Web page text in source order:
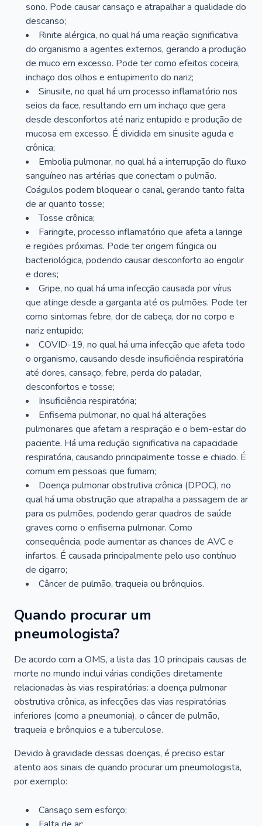
sono. Pode causar cansaço e atrapalhar a qualidade do
descanso;
Rinite alérgica, no qual há uma reação significativa
do organismo a agentes externos, gerando a produção
de muco em excesso. Pode ter como efeitos coceira,
inchaço dos olhos e entupimento do nariz;
Sinusite, no qual há um processo inflamatório nos
seios da face, resultando em um inchaço que gera
desde desconfortos até nariz entupido e produção de
mucosa em excesso. É dividida em sinusite aguda e
crônica;
Embolia pulmonar, no qual há a interrupção do fluxo
sanguíneo nas artérias que conectam o pulmão.
Coágulos podem bloquear o canal, gerando tanto falta
de ar quanto tosse;
Tosse crônica;
Faringite, processo inflamatório que afeta a laringe
e regiões próximas. Pode ter origem fúngica ou
bacteriológica, podendo causar desconforto ao engolir
e dores;
Gripe, no qual há uma infecção causada por vírus
que atinge desde a garganta até os pulmões. Pode ter
como sintomas febre, dor de cabeça, dor no corpo e
nariz entupido;
COVID-19, no qual há uma infecção que afeta todo
o organismo, causando desde insuficiência respiratória
até dores, cansaço, febre, perda do paladar,
desconfortos e tosse;
Insuficiência respiratória;
Enfisema pulmonar, no qual há alterações
pulmonares que afetam a respiração e o bem-estar do
paciente. Há uma redução significativa na capacidade
respiratória, causando principalmente tosse e chiado. É
comum em pessoas que fumam;
Doença pulmonar obstrutiva crônica (DPOC), no
qual há uma obstrução que atrapalha a passagem de ar
para os pulmões, podendo gerar quadros de saúde
graves como o enfisema pulmonar. Como
consequência, pode aumentar as chances de AVC e
infartos. É causada principalmente pelo uso contínuo
de cigarro;
Câncer de pulmão, traqueia ou brônquios.
Quando procurar um
pneumologista?
De acordo com a OMS, a lista das 10 principais causas de
morte no mundo inclui várias condições diretamente
relacionadas às vias respiratórias: a doença pulmonar
obstrutiva crônica, as infecções das vias respiratórias
inferiores (como a pneumonia), o câncer de pulmão,
traqueia e brônquios e a tuberculose.
Devido à gravidade dessas doenças, é preciso estar
atento aos sinais de quando procurar um pneumologista,
por exemplo:
Cansaço sem esforço;